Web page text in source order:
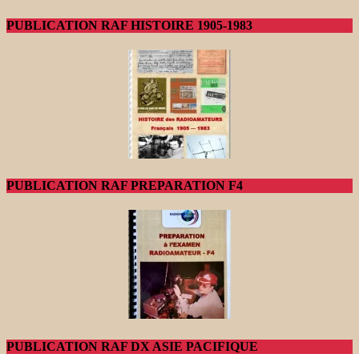
PUBLICATION RAF HISTOIRE 1905-1983
PUBLICATION RAF PREPARATION F4
PUBLICATION RAF DX ASIE PACIFIQUE